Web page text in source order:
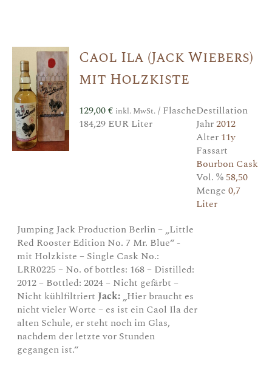
Caol Ila (Jack Wiebers)
mit Holzkiste
129,00€ inkl. MwSt. / Flasche
184,29 EUR Liter
Destillation
Jahr2012
Alter 11y
Fassart
Bourbon Cask
Vol. % 58,50
Menge0,7
Liter
Jumping Jack Production Berlin – „Little
Red Rooster Edition No. 7 Mr. Blue“ -
mit Holzkiste – Single Cask No.:
LRR0225 – No. of bottles: 168 – Distilled:
2012 – Bottled: 2024 – Nicht gefärbt –
Nicht kühlfiltriert Jack: „Hier braucht es
nicht vieler Worte – es ist ein Caol Ila der
alten Schule, er steht noch im Glas,
nachdem der letzte vor Stunden
gegangen ist.“